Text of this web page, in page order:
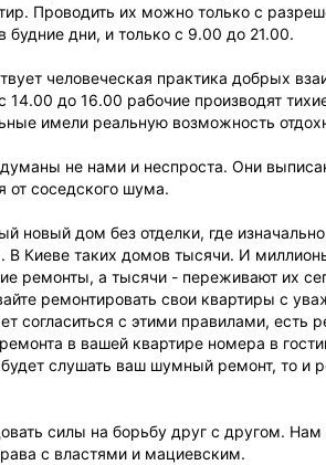
Проводить их можно только с
будние дни, и только с 9.00 до 21.00.
человеческая практика добрых
14.00 до 16.00 рабочие производят
имели реальную возможность
не нами и неспроста. Они
от соседского шума.
новый дом без отделки, где
В Киеве таких домов тысячи. И
ремонты, а тысячи - переживают их
ремонтировать свои квартиры с
согласиться с этими правилами, есть
в вашей квартире номера в
слушать ваш шумный ремонт, то и
силы на борьбу друг с другом.
с властями и мациевским.